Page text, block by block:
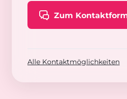
Zum
Alle Kontaktmöglichkeiten